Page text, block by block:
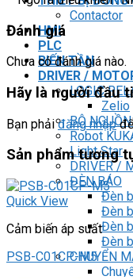
Contactor
HMI
PLC
BIẾN TẦN
DRIVER /
LOGIC
Zelio
BỘ
Robot
Light Star
DRIVER /
ĐÈN BÁO
Đèn
Đèn
Đèn
Đèn
CHUYỂN
Đánh giá
Chưa có đánh giá nào.
Hãy là người đầu
Bạn phảiđăng nhập
Sản phẩm tương
Quick View
Cảm biến áp suất
PSB-C01CP-M5